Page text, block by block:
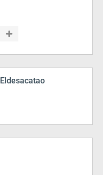
Eldesacatao